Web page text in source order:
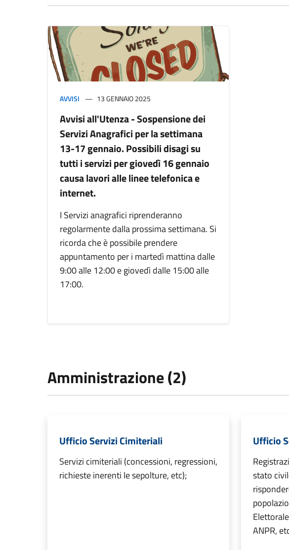
AVVISI 13 GENNAIO 2025
Avvisi all'Utenza - Sospensione dei
Servizi Anagrafici per la settimana
13-17 gennaio. Possibili disagi su
tutti i servizi per giovedì 16 gennaio
causa lavori alle linee telefonica e
internet.
I Servizi anagrafici riprenderanno
regolarmente dalla prossima settimana. Si
ricorda che è possibile prendere
appuntamento per i martedì mattina dalle
9:00 alle 12:00 e giovedì dalle 15:00 alle
17:00.
Amministrazione (2)
Ufficio Servizi Cimiteriali
Servizi cimiteriali (concessioni, regressioni,
richieste inerenti le sepolture, etc);
Ufficio
stato
ANPR,